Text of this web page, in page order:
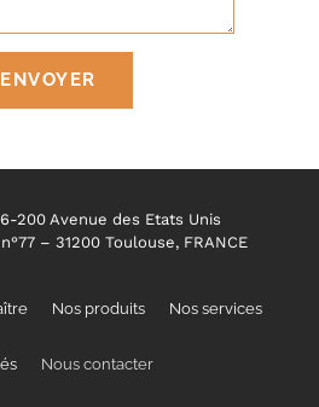
ENVOYER
200 Avenue des Etats Unis
– 31200 Toulouse, FRANCE
Nos produits Nos services
Nous contacter